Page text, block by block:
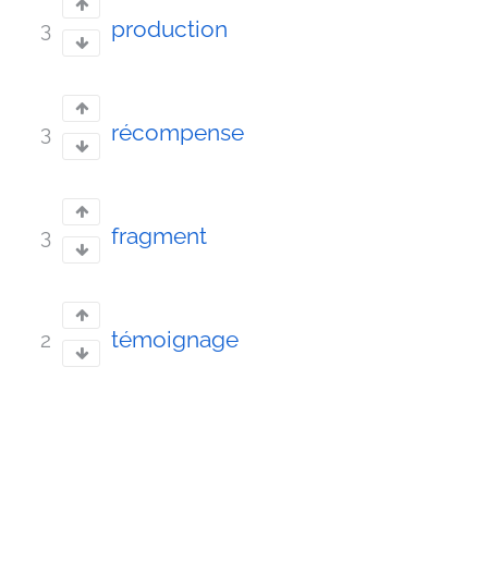
3 production
3 récompense
3 fragment
2 témoignage